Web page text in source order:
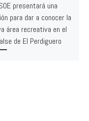
presentará una
para dar a conocer la
área recreativa en el
de El Perdiguero